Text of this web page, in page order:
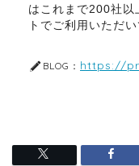
はこれまで200社以
トでご利用いただ
BLOG： https://